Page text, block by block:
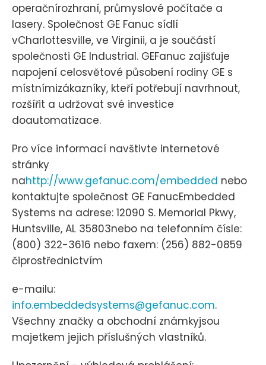
operačnírozhraní, průmyslové počítače a
lasery. Společnost GE Fanuc sídlí
vCharlottesville, ve Virginii, a je součástí
společnosti GE Industrial. GEFanuc zajišťuje
napojení celosvětové působení rodiny GE s
místnímizákazníky, kteří potřebují navrhnout,
rozšířit a udržovat své investice
doautomatizace.
Pro více informací navštivte internetové
stránky
nahttp://www.gefanuc.com/embedded nebo
kontaktujte společnost GE FanucEmbedded
Systems na adrese: 12090 S. Memorial Pkwy,
Huntsville, AL 35803nebo na telefonním čísle:
(800) 322-3616 nebo faxem: (256) 882-0859
čiprostřednictvím
e-mailu:
info.embeddedsystems@gefanuc.com.
Všechny značky a obchodní známkyjsou
majetkem jejich příslušných vlastníků.